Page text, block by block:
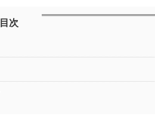
目次